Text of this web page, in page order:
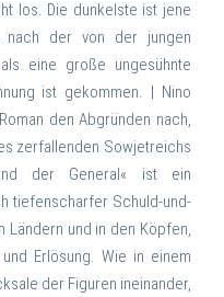
los. Die dunkelste ist jene
nach der von der jungen
eine große ungesühnte
ist gekommen. | Nino
den Abgründen nach,
zerfallenden Sowjetreichs
der General« ist ein
tiefenscharfer Schuld-und-
Ländern und in den Köpfen,
Erlösung. Wie in einem
der Figuren ineinander,